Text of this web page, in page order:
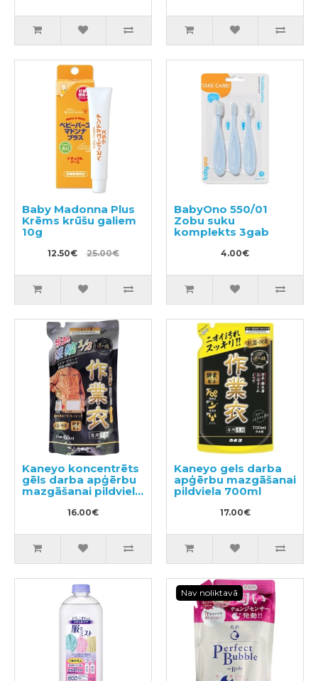
Baby Madonna Plus
Krēms krūšu galiem
10g
12.50€ 25.00€
BabyOno 550/01
Zobu suku
komplekts 3gab
4.00€
Kaneyo koncentrēts
gēls darba apģērbu
mazgāšanai pildviela
16.00€
Kaneyo gels darba
apģērbu mazgāšanai
pildviela 700ml
17.00€
Nav noliktavā